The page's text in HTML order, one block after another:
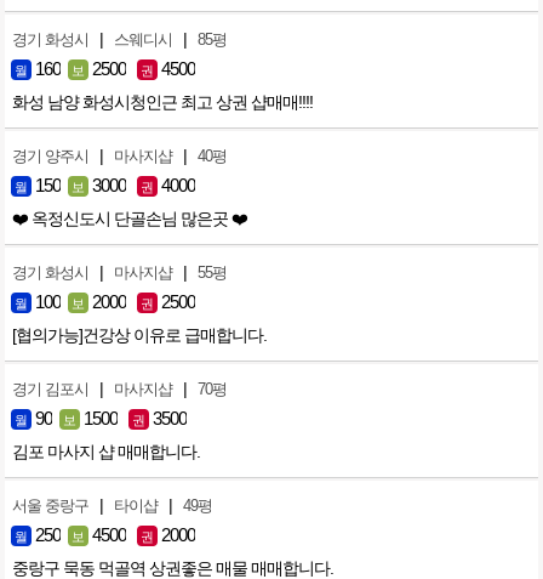
경기 화성시 | 스웨디시 | 85평
월 160 보 2500 권 4500
화성 남양 화성시청인근 최고 상권 샵매매!!!!
경기 양주시 | 마사지샵 | 40평
월 150 보 3000 권 4000
❤️ 옥정신도시 단골손님 많은곳 ❤️
경기 화성시 | 마사지샵 | 55평
월 100 보 2000 권 2500
[협의가능]건강상 이유로 급매합니다.
경기 김포시 | 마사지샵 | 70평
월 90 보 1500 권 3500
김포 마사지 샵 매매합니다.
서울 중랑구 | 타이샵 | 49평
월 250 보 4500 권 2000
중랑구 묵동 먹골역 상권좋은 매물 매매합니다.